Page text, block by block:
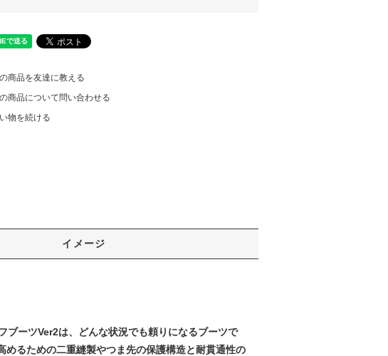
商品を友達に教える
商品について問い合わせる
物を続ける
イメージ
ブーツVer2は、どんな状況でも頼りになるブーツで
るための二重縫製やつま先の保護構造と耐貫通性の